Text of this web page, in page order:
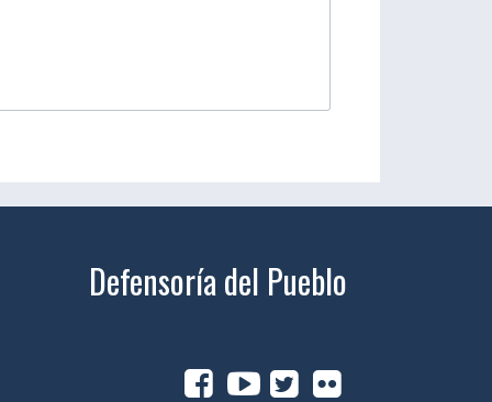
Defensoría del Pueblo